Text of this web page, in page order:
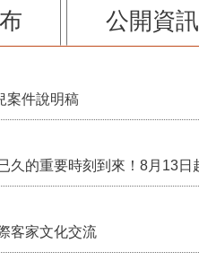
公開資訊
案件說明稿
客家文化交流